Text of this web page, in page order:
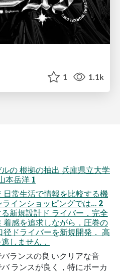
1 1.1k
の 根拠の抽出 兵庫県立大学
本岳洋 1
日常生活で情報を比較する機
インショッピングでは… 2
新規設計ド ライバー．完全
着感を追求しながら，圧巻の
ドライバーを新規開発． 高
しません．
ランスの良 いクリアな音
ランスが良く，特にボーカ